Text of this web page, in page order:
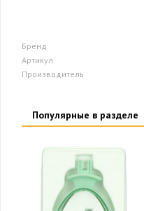
Бренд
Артикул
Производитель
Популярные в разделе